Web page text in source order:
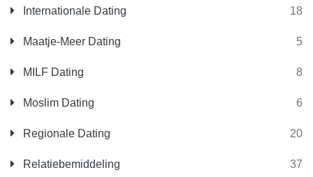
Internationale Dating 18
Maatje-Meer Dating 5
MILF Dating 8
Moslim Dating 6
Regionale Dating 20
Relatiebemiddeling 37